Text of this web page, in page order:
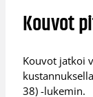
Kouvot
Kouvot jatkoi
38) -lukemin.